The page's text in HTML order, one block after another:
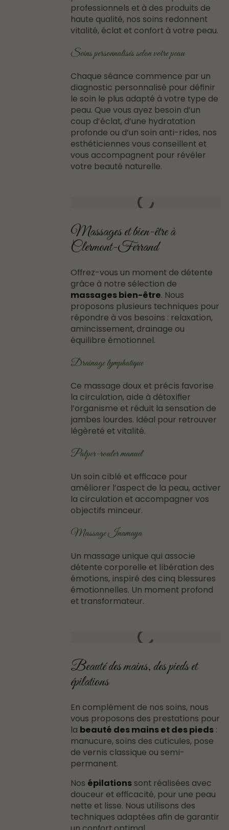
professionnels et à des produits de
haute qualité, nos soins redonnent
vitalité, éclat et confort à votre peau.
Soins personnalisés selon votre peau
Chaque séance commence par un
diagnostic personnalisé pour définir
le soin le plus adapté à votre type de
peau. Que vous ayez besoin d’un
coup d’éclat, d’une hydratation
profonde ou d’un soin anti-rides, nos
esthéticiennes vous conseillent et
vous accompagnent pour révéler
votre beauté naturelle.
Massages et bien-être à
Clermont-Ferrand
Offrez-vous un moment de détente
grâce à notre sélection de
massages bien-être. Nous
proposons plusieurs techniques pour
répondre à vos besoins : relaxation,
amincissement, drainage ou
équilibre émotionnel.
Drainage lymphatique
Ce massage doux et précis favorise
la circulation, aide à détoxifier
l’organisme et réduit la sensation de
jambes lourdes. Idéal pour retrouver
légèreté et vitalité.
Palper-rouler manuel
Un soin ciblé et efficace pour
améliorer l’aspect de la peau, activer
la circulation et accompagner vos
objectifs minceur.
Massage Inamaya
Un massage unique qui associe
détente corporelle et libération des
émotions, inspiré des cinq blessures
émotionnelles. Un moment profond
et transformateur.
Beauté des mains, des pieds et
épilations
En complément de nos soins, nous
vous proposons des prestations pour
la beauté des mains et des pieds:
manucure, soins des cuticules, pose
de vernis classique ou semi-
permanent.
Nos épilationssont réalisées avec
douceur et efficacité, pour une peau
nette et lisse. Nous utilisons des
techniques adaptées afin de garantir